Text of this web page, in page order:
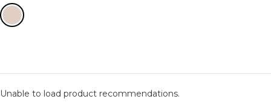
Unable to load product recommendations.